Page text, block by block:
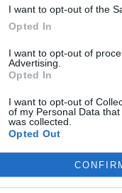
I want to opt-out of the
Opted In
I want to opt-out of
Advertising.
Opted In
I want to opt-out of
of my Personal Data
was collected.
Opted Out
Publicidad